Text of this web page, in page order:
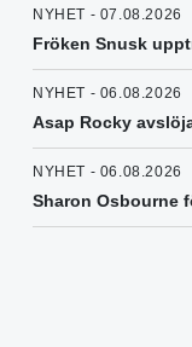
NYHET - 07.08.2026
Fröken Snusk
NYHET - 06.08.2026
Asap Rocky
NYHET - 06.08.2026
Sharon Osbourne